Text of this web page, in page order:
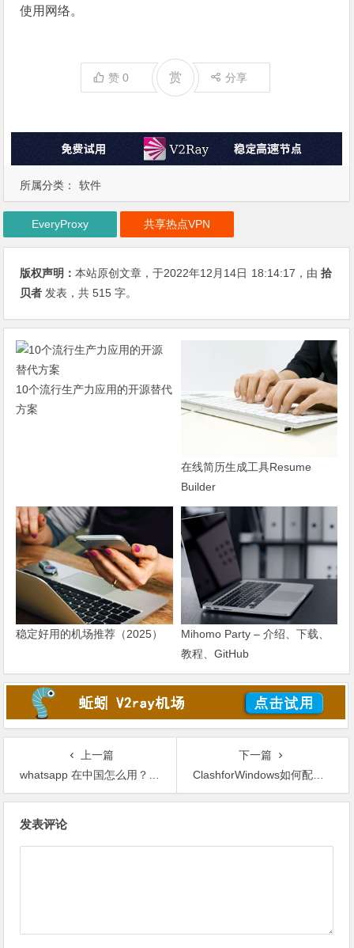
所属分类： 软件
使用网络。
赞0 赏 分享
EveryProxy 共享热点VPN
版权声明：本站原创文章，于2022年12月14日 18:14:17 ，由拾
贝者 发表，共 515 字。
10个流行生产力应用的开源替代
方案
在线简历生成工具Resume
Builder
稳定好用的机场推荐（2025）
Mihomo Party – 介绍、下载、
教程、GitHub
上一篇
whatsapp 在中国怎么用？国内使用方法讲解
下一篇
ClashforWindows如何配置可以让电脑的所有流量都走代理？
发表评论